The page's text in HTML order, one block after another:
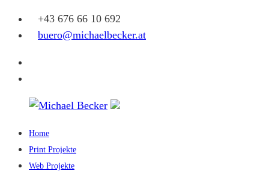
Skip
+43 676 66 10 692
buero@michaelbecker.at
Michael
Becker
Home
Print Projekte
Web Projekte